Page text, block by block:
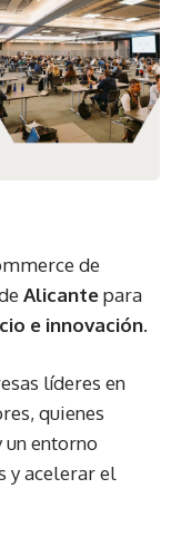
de
Alicantepara
e innovación.
líderes en
quienes
entorno
y acelerar el